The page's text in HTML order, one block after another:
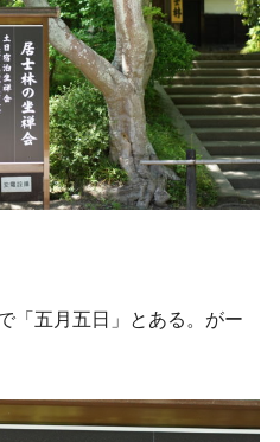
「五月五日」とある。がー